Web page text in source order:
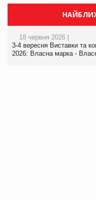
18 червня 2026 |
3-4 вересня Виставки та
2026: Власна марка -